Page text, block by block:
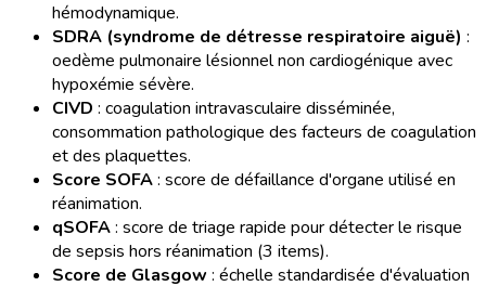
hémodynamique.
SDRA (syndrome de détresse respiratoire aiguë) :
oedème pulmonaire lésionnel non cardiogénique avec
hypoxémie sévère.
CIVD : coagulation intravasculaire disséminée,
consommation pathologique des facteurs de coagulation
et des plaquettes.
Score SOFA: score de défaillance d'organe utilisé en
réanimation.
qSOFA: score de triage rapide pour détecter le risque
de sepsis hors réanimation (3 items).
Score de Glasgow : échelle standardisée d'évaluation